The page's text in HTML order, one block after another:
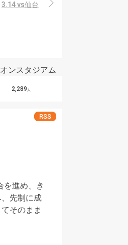
3.14 vs仙台
ンスタジアム
2,289 人
RSS
を進め、き
先制に成
そのまま